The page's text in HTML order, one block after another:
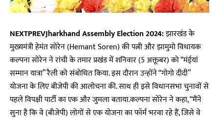
NEXTPREVJharkhand Assembly Election 2024:झारखंड के
मुख्यमंत्री हेमंत सोरेन (Hemant Soren) की पत्नी और झामुमो विधायक
कल्पना सोरेन ने रांची के तमार प्रखंड में शनिवार (5 अक्तूबर) को “मंईयां
सम्मान यात्रा” रैली को संबोधित किया. इस दौरान उन्होंने “गोगो दीदी”
योजना के लिए बीजेपी की आलोचना की. साथ ही इसे विधानसभा चुनावों से
पहले विपक्षी पार्टी का एक और जुमला बताया.कल्पना सोरेन ने कहा, “मैंने
सुना है कि वे (बीजेपी) लोगों से एक योजना का फॉर्म भरवा रहे हैं, जिसे वे